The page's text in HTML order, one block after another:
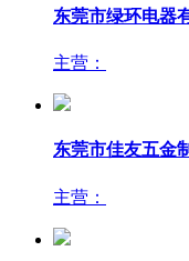
东莞市绿环电器
主营：
东莞市佳友五金
主营：